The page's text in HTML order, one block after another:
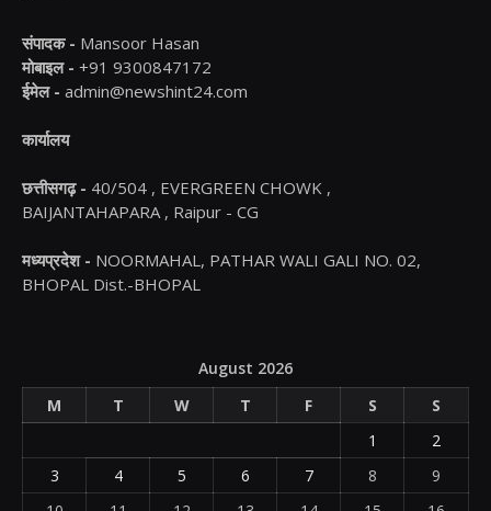
संपादक - Mansoor Hasan
मोबाइल - +91 9300847172
ईमेल - admin@newshint24.com
कार्यालय
छत्तीसगढ़ - 40/504 , EVERGREEN CHOWK ,
BAIJANTAHAPARA , Raipur - CG
मध्यप्रदेश - NOORMAHAL, PATHAR WALI GALI NO. 02,
BHOPAL Dist.-BHOPAL
August 2026
M
T W T F S
S
1
2
3
4 5 6 7 8
9